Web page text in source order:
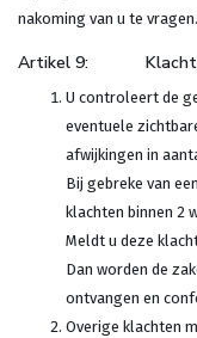
nakoming van u te vragen.
Artikel 9:
U controleert de
eventuele
afwijkingen in
Bij gebreke van
klachten binnen 2
Meldt u deze
Dan worden de
ontvangen en
Overige klachten